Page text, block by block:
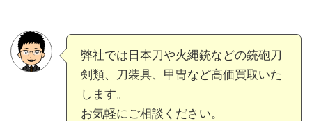
弊社では日本刀や火縄銃などの銃砲刀
剣類、刀装具、甲冑など高価買取いた
します。
お気軽にご相談ください。